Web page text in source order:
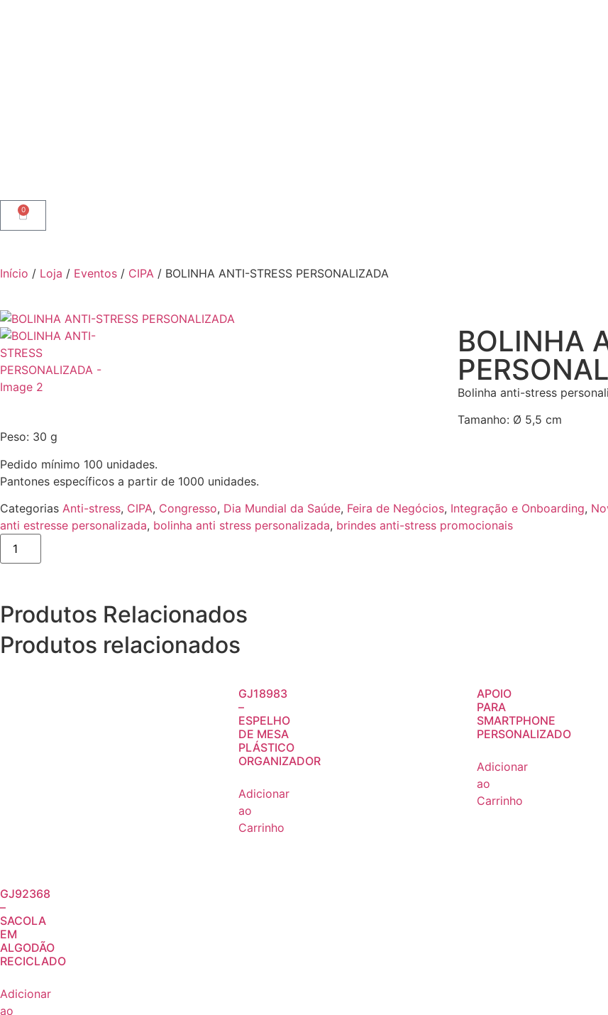
0
Início / Loja / Eventos / CIPA / BOLINHA ANTI-STRESS PERSONALIZADA
BOLINHA
Bolinha anti-stress
Tamanho: Ø 5,5 cm
Peso: 30 g
Pedido mínimo 100 unidades.
Pantones específicos a partir de 1000 unidades.
Categorias Anti-stress, CIPA, Congresso, Dia Mundial da Saúde, Feira de Negócios, Integração e Onboarding,
anti estresse personalizada, bolinha anti stress personalizada, brindes anti-stress promocionais
Produtos Relacionados
Produtos relacionados
GJ18983
–
ESPELHO
DE MESA
PLÁSTICO
ORGANIZADOR
Adicionar
ao
Carrinho
APOIO
PARA
SMARTPHONE
PERSONALIZADO
Adicionar
ao
Carrinho
GJ92368
–
SACOLA
EM
ALGODÃO
RECICLADO
Adicionar
ao